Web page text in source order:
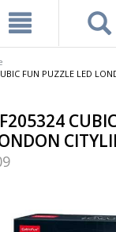
FUN PUZZLE LED